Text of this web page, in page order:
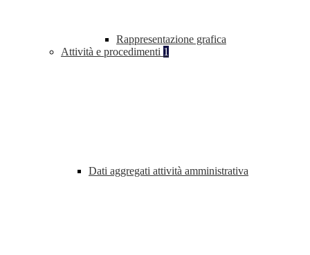
Rappresentazione grafica
Attività e procedimenti 1
Dati aggregati attività amministrativa